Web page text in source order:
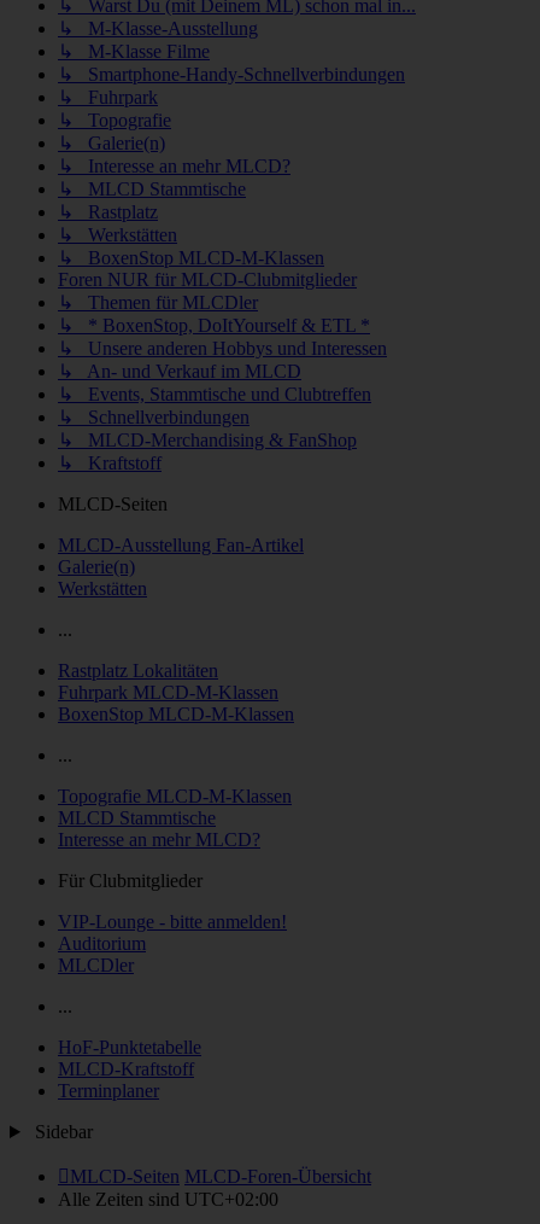
↳ Warst Du (mit Deinem ML) schon mal in...
↳ M-Klasse-Ausstellung
↳ M-Klasse Filme
↳ Smartphone-Handy-Schnellverbindungen
↳ Fuhrpark
↳ Topografie
↳ Galerie(n)
↳ Interesse an mehr MLCD?
↳ MLCD Stammtische
↳ Rastplatz
↳ Werkstätten
↳ BoxenStop MLCD-M-Klassen
Foren NUR für MLCD-Clubmitglieder
↳ Themen für MLCDler
↳ * BoxenStop, DoItYourself & ETL *
↳ Unsere anderen Hobbys und Interessen
↳ An- und Verkauf im MLCD
↳ Events, Stammtische und Clubtreffen
↳ Schnellverbindungen
↳ MLCD-Merchandising & FanShop
↳ Kraftstoff
MLCD-Seiten
MLCD-Ausstellung Fan-Artikel
Galerie(n)
Werkstätten
...
Rastplatz Lokalitäten
Fuhrpark MLCD-M-Klassen
BoxenStop MLCD-M-Klassen
...
Topografie MLCD-M-Klassen
MLCD Stammtische
Interesse an mehr MLCD?
Für Clubmitglieder
VIP-Lounge - bitte anmelden!
Auditorium
MLCDler
...
HoF-Punktetabelle
MLCD-Kraftstoff
Terminplaner
Sidebar
MLCD-Seiten MLCD-Foren-Übersicht
Alle Zeiten sind UTC+02:00